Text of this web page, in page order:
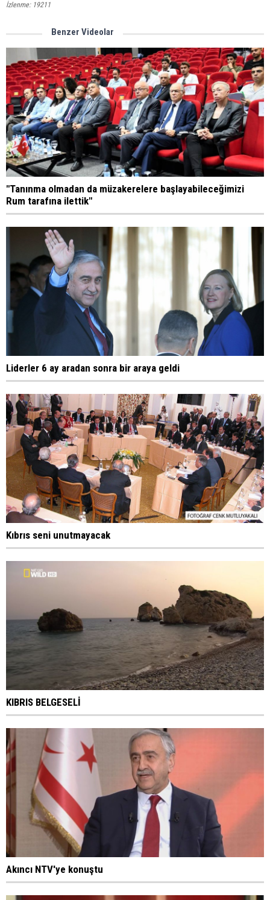
İzlenme: 19211
Benzer Videolar
"Tanınma olmadan da müzakerelere başlayabileceğimizi
Rum tarafına ilettik"
Liderler 6 ay aradan sonra bir araya geldi
Kıbrıs seni unutmayacak
KIBRIS BELGESELİ
Akıncı NTV'ye konuştu